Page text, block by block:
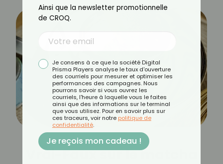
Vrai-Faux sur le matcha
Ainsi que la newsletter promotionnelle
de CROQ.
Je consens à ce que la société Digital
Prisma Players analyse le taux d'ouverture
des courriels pour mesurer et optimiser les
performances des campagnes. Nous
pourrons savoir si vous ouvrez les
courriels, l'heure à laquelle vous le faites
ainsi que des informations sur le terminal
que vous utilisez. Pour en savoir plus sur
ces traceurs, voir notre politique de
confidentialité.
Je reçois mon cadeau !